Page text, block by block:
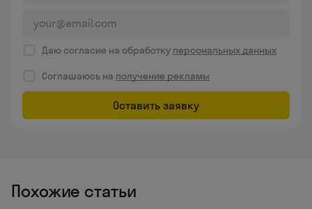
Даю согласие на обработку персональных данных
Соглашаюсь на получение рекламы
Оставить заявку
Похожие статьи